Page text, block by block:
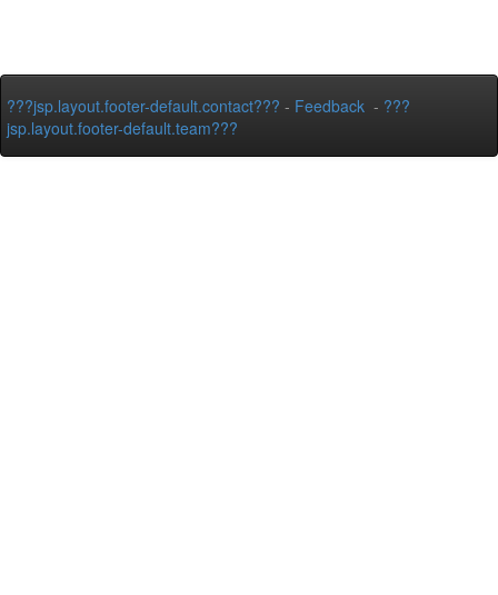
???jsp.layout.footer-default.contact??? - Feedback - ???
jsp.layout.footer-default.team???